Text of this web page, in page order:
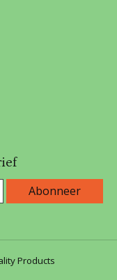
Abonneer
Products